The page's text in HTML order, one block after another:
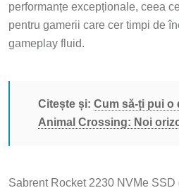
performanțe excepționale, ceea
pentru gamerii care cer timpi de
gameplay fluid.
Citește și: Cum să-ți pui o
Animal Crossing: Noi
Sabrent Rocket 2230 NVMe